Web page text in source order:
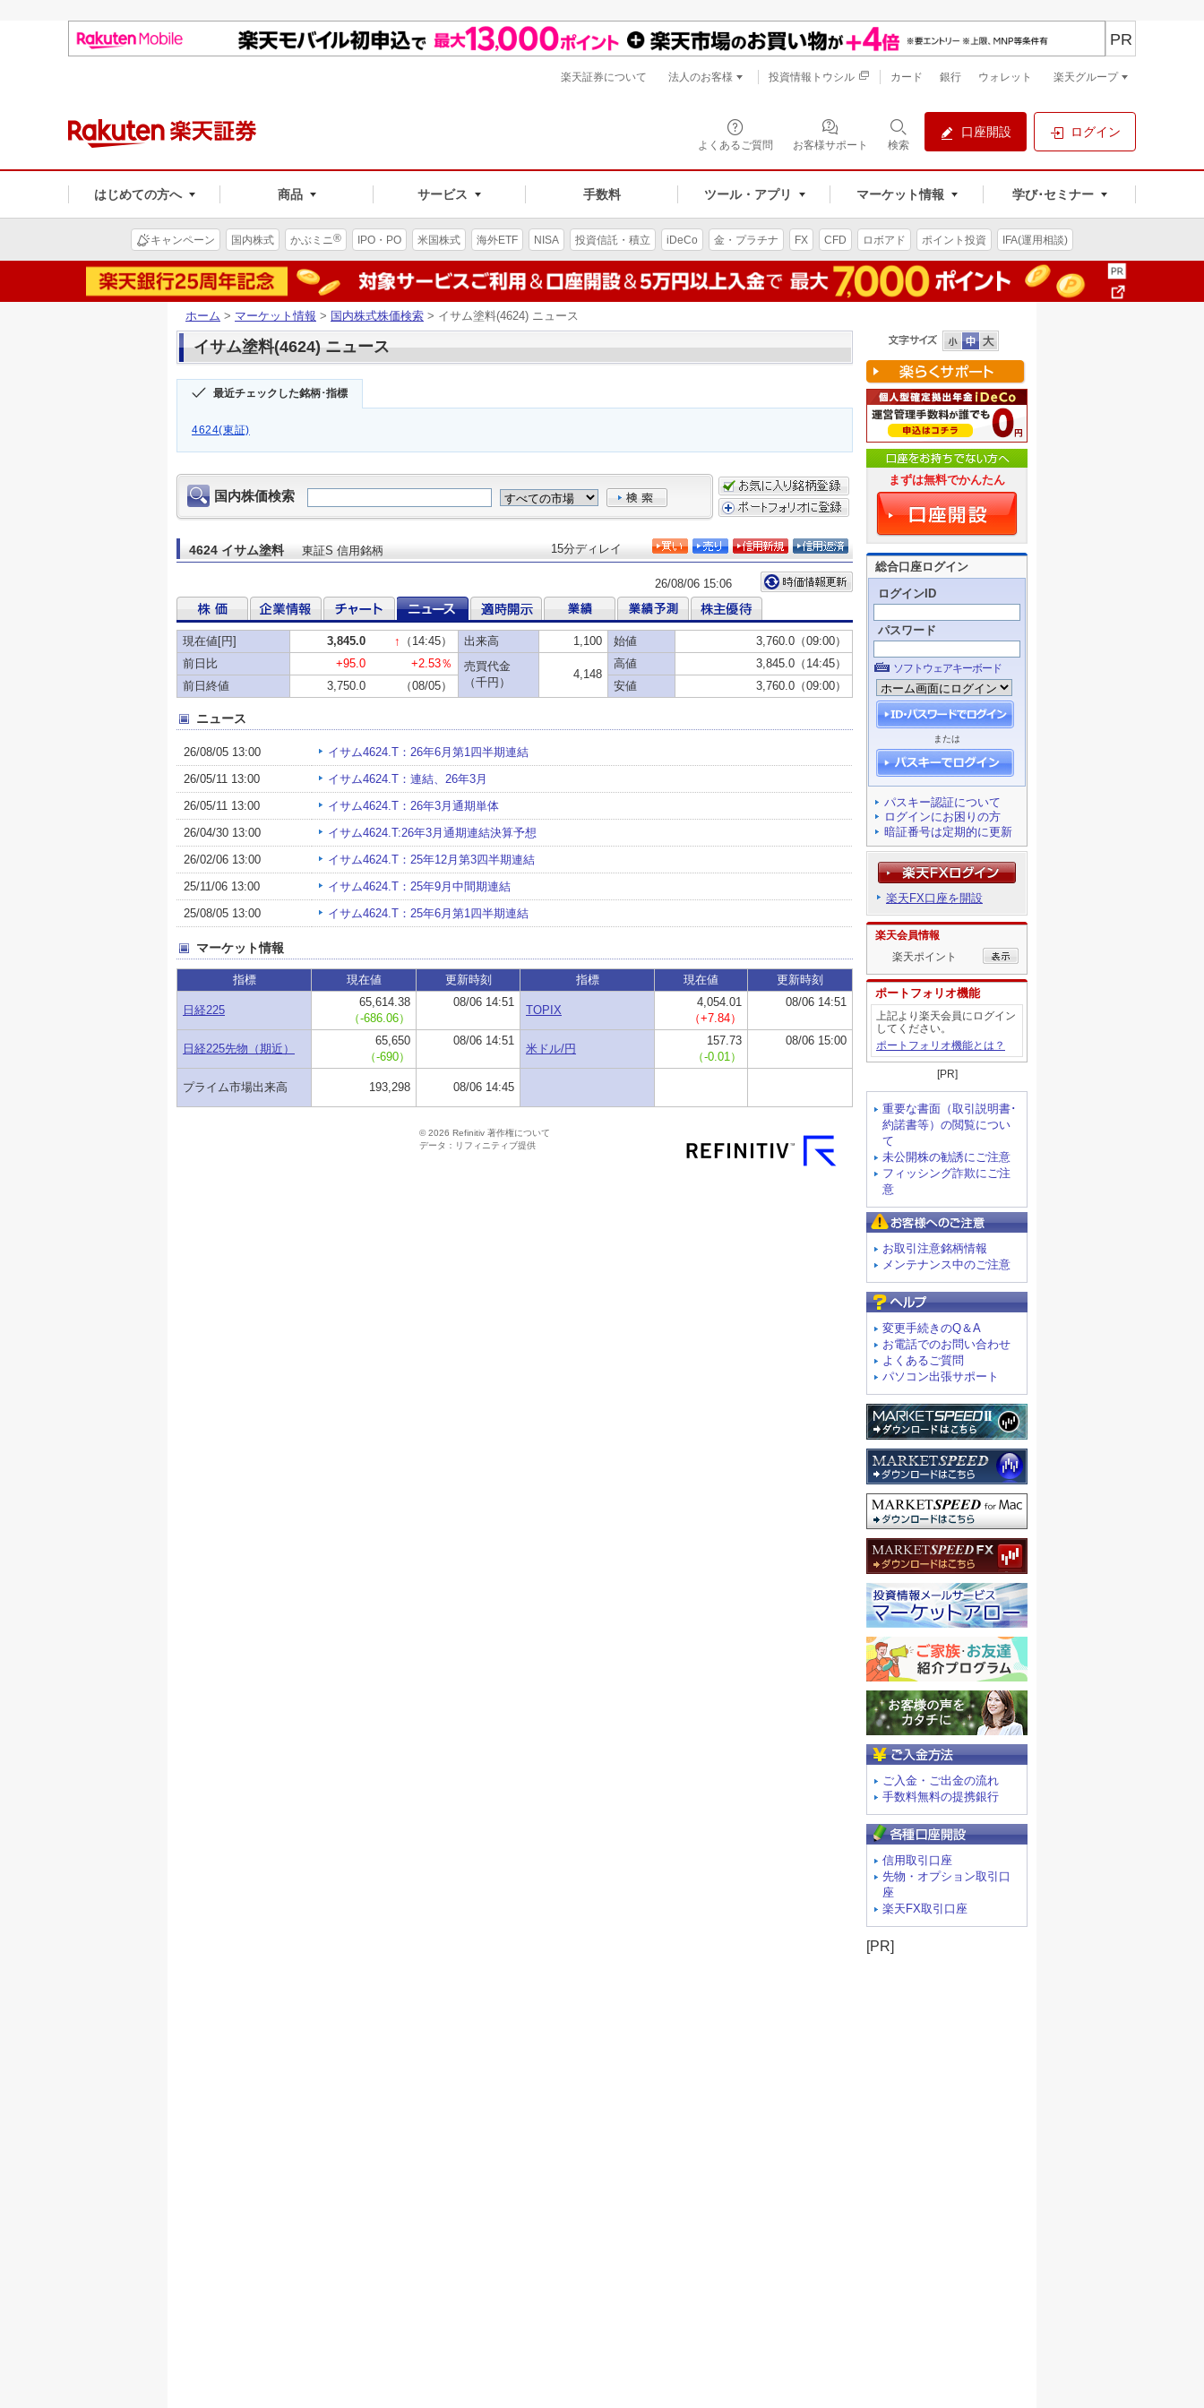
よくあるご質問 お客様サポート 検索
口座開設 ログイン
はじめての方へ 商品 サービス 手数料 ツール・アプリ マーケット情報 学び･セミナー
PR
楽天証券について 法人のお客様 投資情報トウシル カード 銀行 ウォレット 楽天グループ
キャンペーン 国内株式 かぶミニ® IPO・PO 米国株式 海外ETF NISA 投資信託・積立 iDeCo 金・プラチナ FX CFD ロボアド ポイント投資 IFA(運用相談)
ホーム > マーケット情報 > 国内株式株価検索 > イサム塗料(4624) ニュース
イサム塗料(4624) ニュース
最近チェックした銘柄･指標
4624(東証)
まずは無料でかんたん
総合口座ログイン
ログインID
パスワード
ソフトウェアキーボード
または
パスキー認証について
ログインにお困りの方
暗証番号は定期的に更新
楽天FX口座を開設
楽天会員情報
楽天ポイント
ポートフォリオ機能
上記より楽天会員にログイン
してください。
ポートフォリオ機能とは？
[PR]
重要な書面（取引説明書･
約諾書等）の閲覧につい
て
未公開株の勧誘にご注意
フィッシング詐欺にご注
意
お取引注意銘柄情報
メンテナンス中のご注意
変更手続きのQ＆A
お電話でのお問い合わせ
よくあるご質問
パソコン出張サポート
ご入金・ご出金の流れ
手数料無料の提携銀行
信用取引口座
先物・オプション取引口
座
楽天FX取引口座
[PR]